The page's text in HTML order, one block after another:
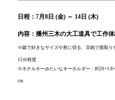
日程：7月8日 (金) ～ 14日 (木)
内容：播州三木の大工道具で工作体
※鋸で好きなサイズや形に切る、豆鉋で面取り
15分程度
※ホテルキーみたいなキーホルダー：約
cm